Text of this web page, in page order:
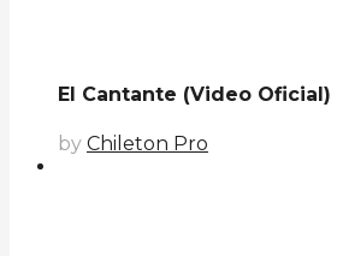
El Cantante (Video Oficial)
by Chileton Pro